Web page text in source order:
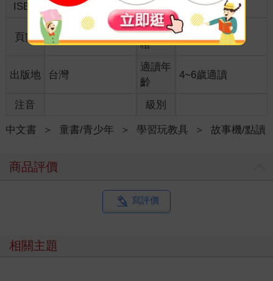
ISBN
4714426200147 分級 普通級
頁數 0
商品規
格
31*26
出版地 台灣
適讀年
齡
4~6歲適讀
注音 級別
中文書 ＞ 童書/青少年 ＞ 學習玩教具 ＞ 故事機/點讀
商品評價
寫評價
相關主題